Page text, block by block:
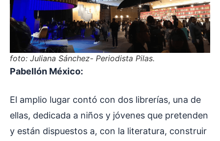
foto: Juliana Sánchez- Periodista Pilas.
Pabellón México:
El amplio lugar contó con dos librerías, una de
ellas, dedicada a niños y jóvenes que pretenden
y están dispuestos a, con la literatura, construir